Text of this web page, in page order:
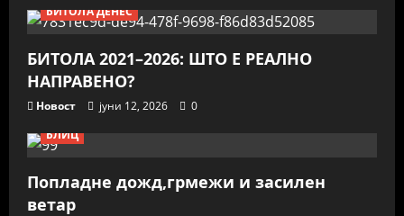
БИТОЛА ДЕНЕС
БИТОЛА 2021–2026: ШТО Е РЕАЛНО
НАПРАВЕНО?
Новост јуни 12, 2026
0
БЛИЦ
Попладне дожд,грмежи и засилен
ветар